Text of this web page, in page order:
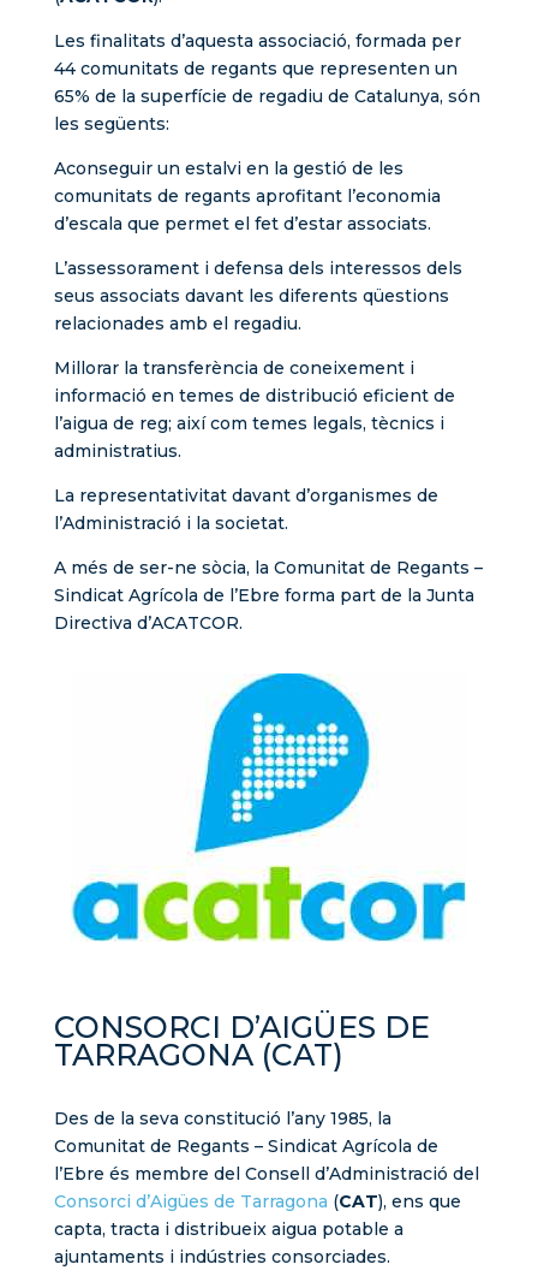
Les finalitats d’aquesta associació, formada per
44 comunitats de regants que representen un
65% de la superfície de regadiu de Catalunya, són
les següents:
Aconseguir un estalvi en la gestió de les
comunitats de regants aprofitant l’economia
d’escala que permet el fet d’estar associats.
L’assessorament i defensa dels interessos dels
seus associats davant les diferents qüestions
relacionades amb el regadiu.
Millorar la transferència de coneixement i
informació en temes de distribució eficient de
l’aigua de reg; així com temes legals, tècnics i
administratius.
La representativitat davant d’organismes de
l’Administració i la societat.
A més de ser-ne sòcia, la Comunitat de Regants –
Sindicat Agrícola de l’Ebre forma part de la Junta
Directiva d’ACATCOR.
CONSORCI D’AIGÜES DE
TARRAGONA (CAT)
Des de la seva constitució l’any 1985, la
Comunitat de Regants – Sindicat Agrícola de
l’Ebre és membre del Consell d’Administració del
Consorci d’Aigües de Tarragona (CAT), ens que
capta, tracta i distribueix aigua potable a
ajuntaments i indústries consorciades.